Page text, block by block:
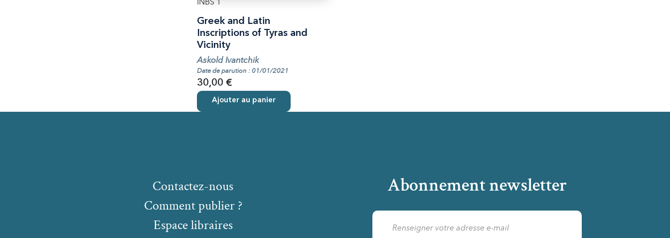
INBS 1
Greek and Latin
Inscriptions of Tyras and
Vicinity
Askold Ivantchik
Date de parution : 01/01/2021
30,00 €
Ajouter au panier
Abonnement newsletter
Comment publier ?
Espace libraires
Contactez-nous